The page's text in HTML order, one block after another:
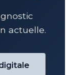
actuelle.